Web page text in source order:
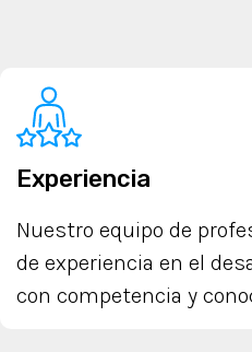
Experiencia
Nuestro equipo de
de experiencia en el
con competencia y